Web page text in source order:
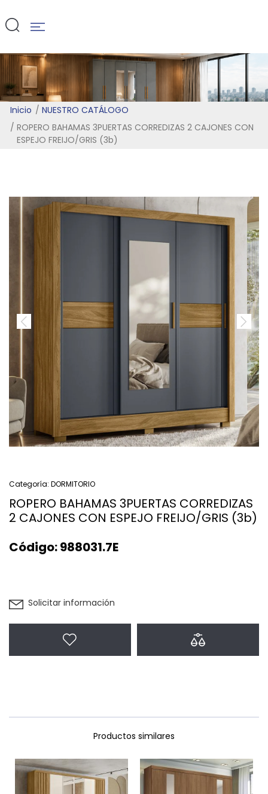
Inicio
NUESTRO CATÁLOGO
ROPERO BAHAMAS 3PUERTAS CORREDIZAS 2 CAJONES CON
ESPEJO FREIJO/GRIS (3b)
Categoría: DORMITORIO
ROPERO BAHAMAS 3PUERTAS CORREDIZAS
2 CAJONES CON ESPEJO FREIJO/GRIS (3b)
Código:988031.7E
Solicitar información
Productos similares